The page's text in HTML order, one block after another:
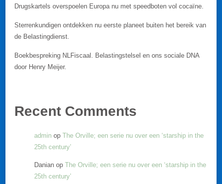
Drugskartels overspoelen Europa nu met speedboten vol cocaïne.
Sterrenkundigen ontdekken nu eerste planeet buiten het bereik van
de Belastingdienst.
Boekbespreking NLFiscaal. Belastingstelsel en ons sociale DNA
door Henry Meijer.
Recent Comments
admin op The Orville; een serie nu over een ‘starship in the
25th century’
Danian op The Orville; een serie nu over een ‘starship in the
25th century’